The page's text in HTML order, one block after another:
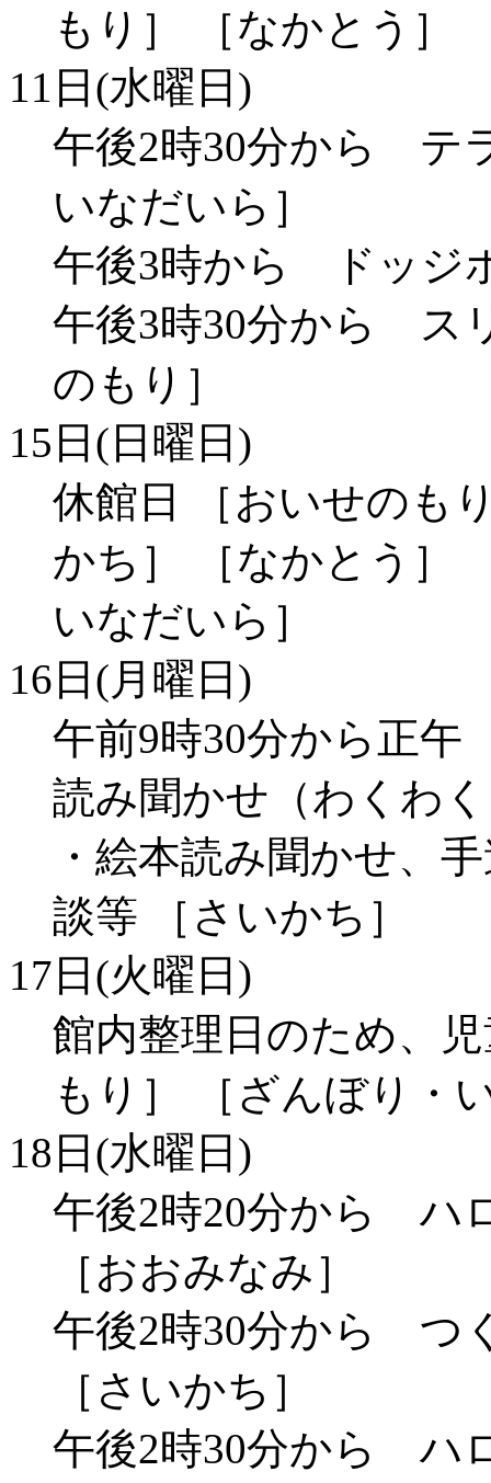
もり］ ［なかとう］
11日(水曜日)
午後2時30分から テ
いなだいら］
午後3時から ドッジ
午後3時30分から ス
のもり］
15日(日曜日)
休館日 ［おいせのも
かち］ ［なかとう］
いなだいら］
16日(月曜日)
午前9時30分から正
読み聞かせ（わくわ
・絵本読み聞かせ、
談等 ［さいかち］
17日(火曜日)
館内整理日のため、
もり］ ［ざんぼり・
18日(水曜日)
午後2時20分から ハ
［おおみなみ］
午後2時30分から つ
［さいかち］
午後2時30分から ハ